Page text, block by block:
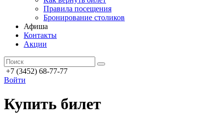
Правила посещения
Бронирование столиков
Афиша
Контакты
Акции
+7 (3452) 68-77-77
Войти
Купить билет